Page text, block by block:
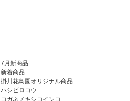
7月新商品
新着商品
掛川花鳥園オリジナル商品
ハシビロコウ
コガネメキシコインコ